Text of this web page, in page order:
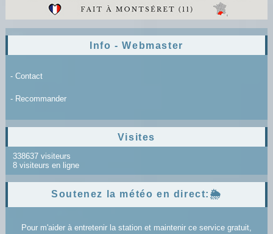
Info - Webmaster
- Contact
- Recommander
Visites
338637 visiteurs
8 visiteurs en ligne
Soutenez la météo en direct:🌦️
Pour m'aider à entretenir la station et maintenir ce service gratuit,